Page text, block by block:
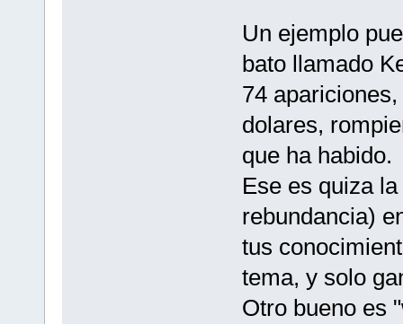
Un ejemplo
bato llamado
74
dolares,
que ha habido.
Ese es quiza
rebundancia)
tus
tema, y solo
Otro bueno es